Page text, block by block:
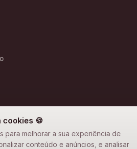
cookies 🍪
para melhorar a sua experiência de
conteúdo e anúncios, e analisar